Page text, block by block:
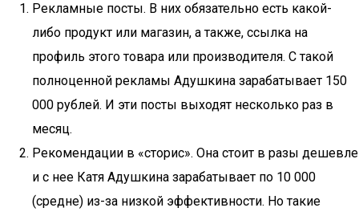
Рекламные посты. В них обязательно есть какой-
либо продукт или магазин, а также, ссылка на
профиль этого товара или производителя. С такой
полноценной рекламы Адушкина зарабатывает 150
000 рублей. И эти посты выходят несколько раз в
месяц.
Рекомендации в «сторис». Она стоит в разы дешевле
и с нее Катя Адушкина зарабатывает по 10 000
(средне) из-за низкой эффективности. Но такие